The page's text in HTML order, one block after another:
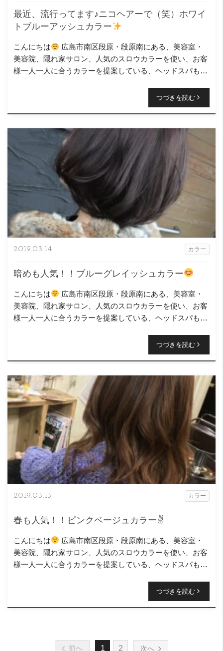
最近、流行ってます♪ニコヘアーで（笑）ホワイ
トブルーアッシュカラー
こんにちは
広島市南区段原・段原南にある、美容室・
美容院、隠れ家サロン、人気のスロウカラーを使い、お客
様一人一人に合うカラーを提案している、ヘッドスパも得
つづきを読む
暗めも人気！！ブルーグレイッシュカラー
2019.03.14 カラー
こんにちは
広島市南区段原・段原南にある、美容室・
美容院、隠れ家サロン、人気のスロウカラーを使い、お客
様一人一人に合うカラーを提案している、ヘッドスパも得
つづきを読む
春も人気！！ピンクベージュカラー✌️
2019.03.13 カラー
こんにちは
広島市南区段原・段原南にある、美容室・
美容院、隠れ家サロン、人気のスロウカラーを使い、お客
様一人一人に合うカラーを提案している、ヘッドスパも得
つづきを読む
前へ 1 2 次へ